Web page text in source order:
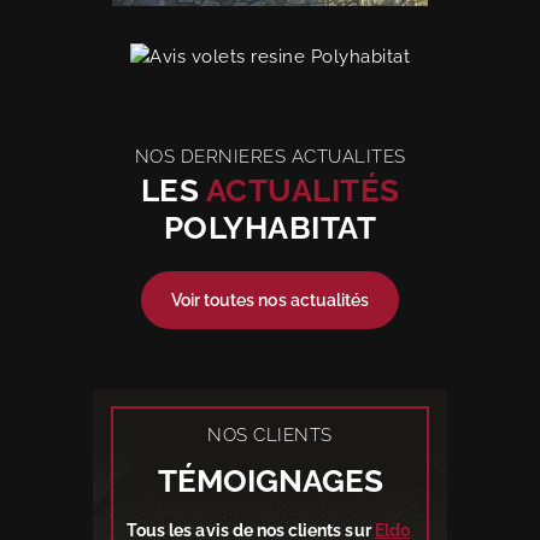
NOS DERNIERES ACTUALITES
LES ACTUALITÉS
POLYHABITAT
Voir toutes nos actualités
NOS CLIENTS
TÉMOIGNAGES
Tous les avis de nos clients sur Eldo